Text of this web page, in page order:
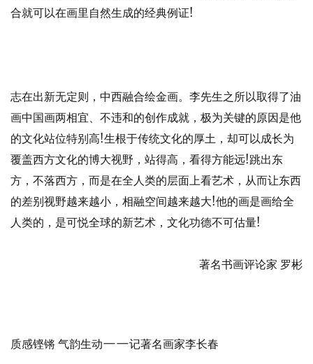
合就可以在画里自然生成的经典例证!
志在出新无定则，中西融合绘金画。李先生之所以取得了油
画中国画两相宜、不违和的创作成就，极为关键的原因是他
的文化站位特别高!生根于传统文化的厚土，却可以成长为
覆盖西方文化的博大视野，站得高，看得方能远!跳出东
方，不落西方，而是在全人类的层面上看艺术，从而让东西
的差别视野越来越小，相融空间越来越大!他的画是画给全
人类的，是可悦全球的新艺术，文化功德不可估量!
著名书画评论家 罗彬
质感铿锵 气韵生动——记著名画家李长春